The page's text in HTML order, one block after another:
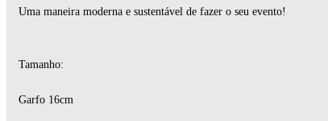
Uma maneira moderna e sustentável de fazer o seu evento!
Tamanho:
Garfo 16cm